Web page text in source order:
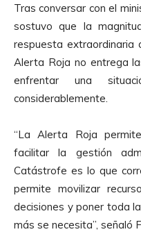
Tras conversar con el
sostuvo que la
respuesta
Alerta Roja no entrega
enfrentar una
considerablemente.
“La Alerta Roja
facilitar la gestión
Catástrofe es lo que
permite movilizar
decisiones y poner toda
más se necesita”, señaló